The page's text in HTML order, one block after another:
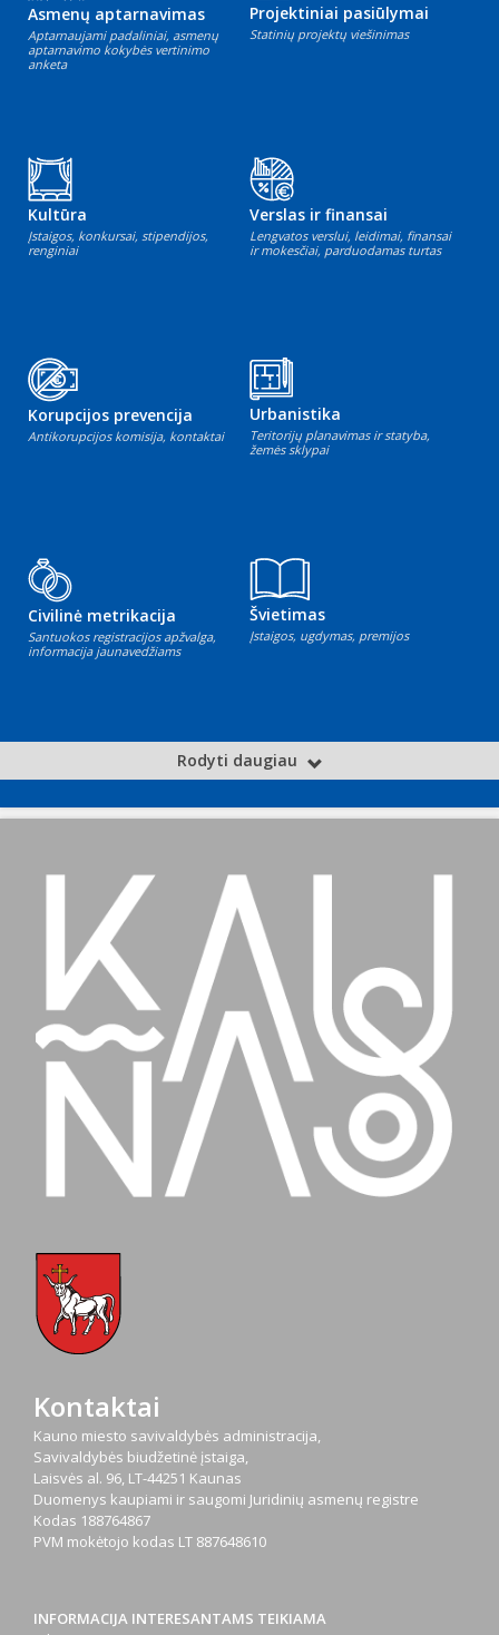
Asmenų aptarnavimas
Aptarnaujami padaliniai, asmenų
aptarnavimo kokybės vertinimo
anketa
Projektiniai pasiūlymai
Statinių projektų viešinimas
Kultūra
Įstaigos, konkursai, stipendijos,
renginiai
Verslas ir finansai
Lengvatos verslui, leidimai, finansai
ir mokesčiai, parduodamas turtas
Korupcijos prevencija
Antikorupcijos komisija, kontaktai
Urbanistika
Teritorijų planavimas ir statyba,
žemės sklypai
Civilinė metrikacija
Santuokos registracijos apžvalga,
informacija jaunavedžiams
Švietimas
Įstaigos, ugdymas, premijos
Rodyti daugiau
Kontaktai
Kauno miesto savivaldybės administracija,
Savivaldybės biudžetinė įstaiga,
Laisvės al. 96, LT-44251 Kaunas
Duomenys kaupiami ir saugomi Juridinių asmenų registre
Kodas 188764867
PVM mokėtojo kodas LT 887648610
INFORMACIJA INTERESANTAMS TEIKIAMA